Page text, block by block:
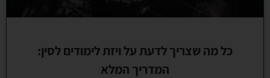
כל מה שצריך לדעת על ויזת לימודים לסין:
המדריך המלא